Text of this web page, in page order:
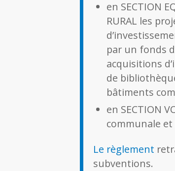
en SECTION
RURAL les
par un fonds
acquisitions
de
bâtiments
en SECTION
communale et
Le règlement
subventions.